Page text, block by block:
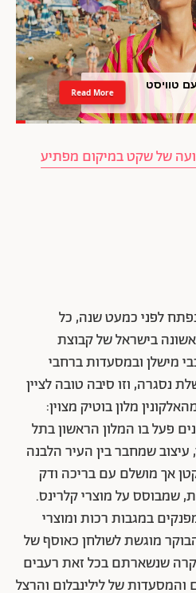
פסים עם טוויסט
Read More
של שקט במיקום מפתיע
נפתח לפני כמעט שנה, כל
בישראל של קבוצת
המחזיקה ב-31 כוכבי מישלן ובמסעדות ברחבי
נסגרה, וזו סיבה טובה לציין
מלון בוטיק מצוין:
היסטורי (לפני 100 שנים פעל בו המלון הראשון בתל
שמחבר בין העיר הלבנה
אך מושלם עם בריכה ודק
שמבוסס על מוצרי קלרינס.
במגבות רכות ומוצרי
מוגשת לשולחן כאוסף של
שנשארתם בכל זאת רעבים
של לילינבלום והרצל